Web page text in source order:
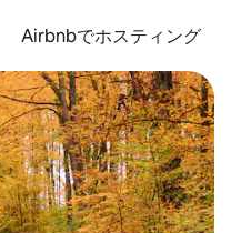
Airbnbでホスティング